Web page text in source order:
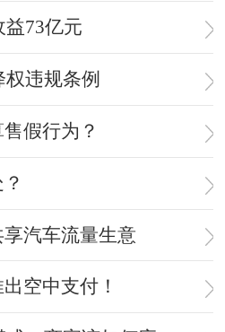
益73亿元
违规条例
假行为？
汽车流量生意
空中支付！